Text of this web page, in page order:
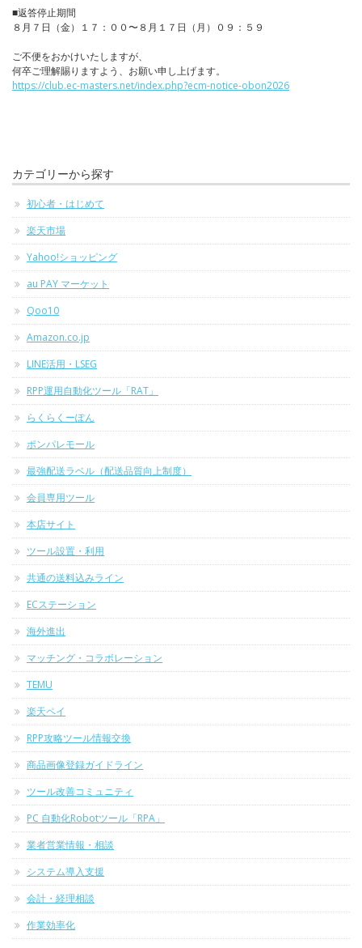
■返答停止期間
８月７日（金）１７：００〜８月１７日（月）０９：５９
ご不便をおかけいたしますが、
何卒ご理解賜りますよう、お願い申し上げます。
https://club.ec-masters.net/index.php?ecm-notice-obon2026
カテゴリーから探す
初心者・はじめて
楽天市場
Yahoo!ショッピング
au PAY マーケット
Qoo10
Amazon.co.jp
LINE活用・LSEG
RPP運用自動化ツール「RAT」
らくらくーぽん
ポンパレモール
最強配送ラベル（配送品質向上制度）
会員専用ツール
本店サイト
ツール設置・利用
共通の送料込みライン
ECステーション
海外進出
マッチング・コラボレーション
TEMU
楽天ペイ
RPP攻略ツール情報交換
商品画像登録ガイドライン
ツール改善コミュニティ
PC 自動化Robotツール「RPA」
業者営業情報・相談
システム導入支援
会計・経理相談
作業効率化